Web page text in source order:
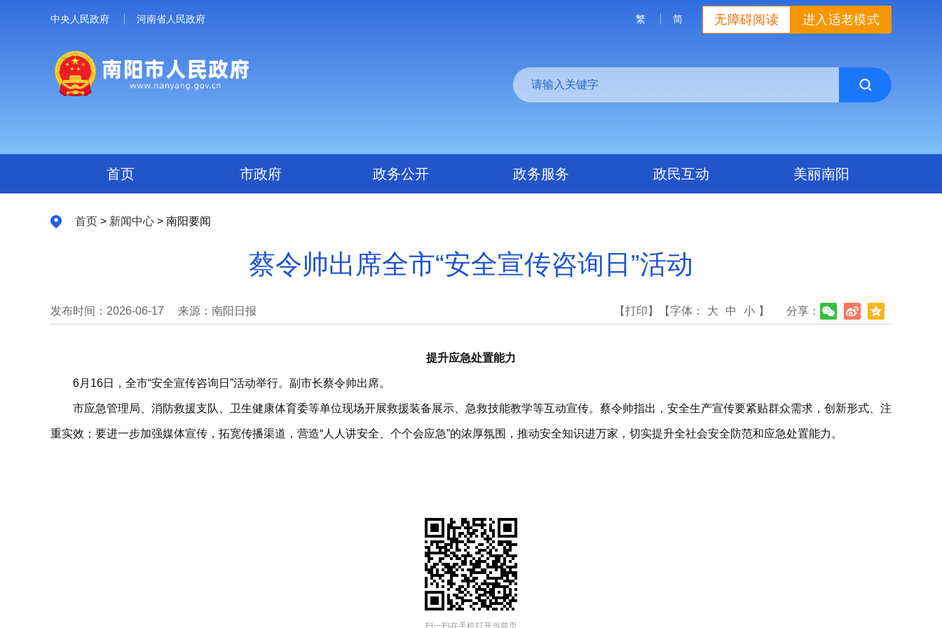
中央人民政府 河南省人民政府 进入适老模式
无障碍阅读
繁 简
首页 市政府 政务公开 政务服务 政民互动 美丽南阳
首页 > 新闻中心 > 南阳要闻
蔡令帅出席全市“安全宣传咨询日”活动
发布时间：2026-06-17 来源：南阳日报 分享：
【打印】 【字体： 大 中 小 】
提升应急处置能力
6月16日，全市“安全宣传咨询日”活动举行。副市长蔡令帅出席。
市应急管理局、消防救援支队、卫生健康体育委等单位现场开展救援装备展示、急救技能教学等互动宣传。蔡令帅指出，安全生产宣传要紧贴群众需求，创新形式、注
重实效；要进一步加强媒体宣传，拓宽传播渠道，营造“人人讲安全、个个会应急”的浓厚氛围，推动安全知识进万家，切实提升全社会安全防范和应急处置能力。
扫一扫在手机打开当前页